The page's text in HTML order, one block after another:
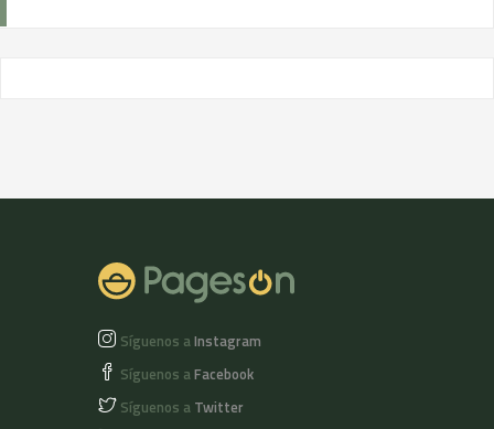
Síguenos aInstagram
Síguenos aFacebook
Síguenos a Twitter